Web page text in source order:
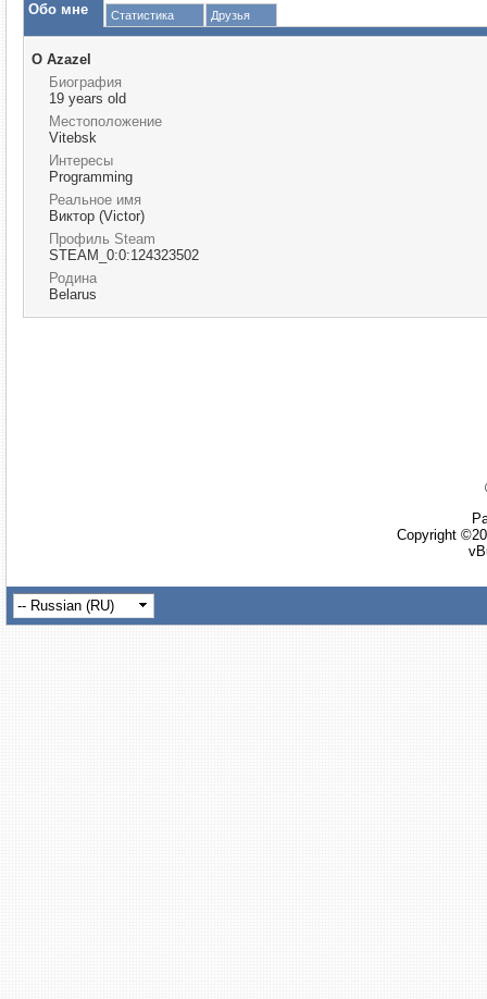
Обо мне Статистика Друзья
О Azazel
Биография
19 years old
Местоположение
Vitebsk
Интересы
Programming
Реальное имя
Виктор (Victor)
Профиль Steam
STEAM_0:0:124323502
Родина
Belarus
Copyright